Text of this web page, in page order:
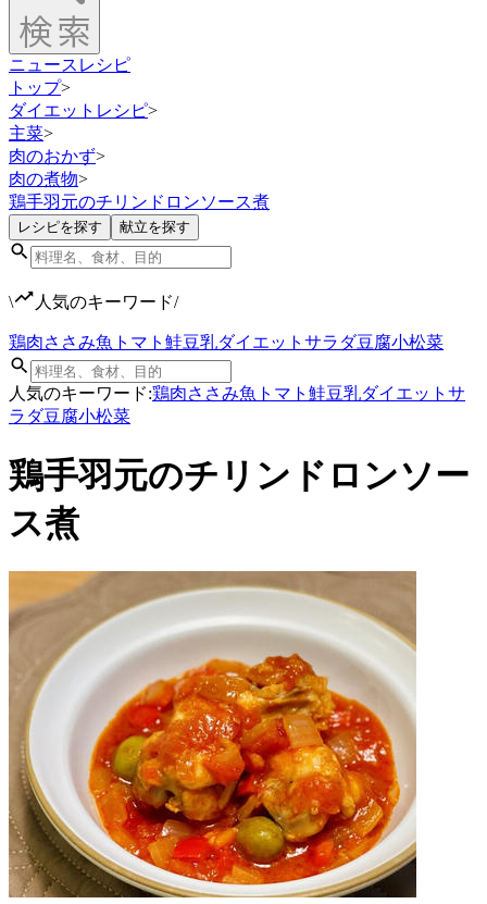
ニュース レシピ
トップ>
ダイエットレシピ>
主菜>
肉のおかず>
肉の煮物>
鶏手羽元のチリンドロンソース煮
レシピを探す 献立を探す
\ 人気のキーワード/
鶏肉ささみ魚 トマト 鮭豆乳ダイエット サラダ豆腐小松菜
人気のキーワード:鶏肉ささみ魚 トマト 鮭豆乳ダイエット サ
ラダ豆腐小松菜
鶏手羽元のチリンドロンソー
ス煮